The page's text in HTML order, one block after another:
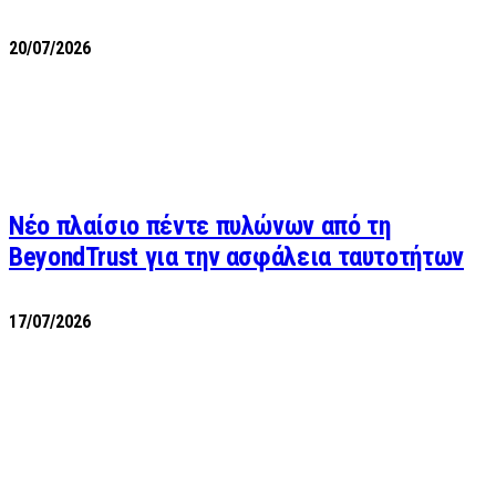
20/07/2026
Νέο πλαίσιο πέντε πυλώνων από τη
BeyondTrust για την ασφάλεια ταυτοτήτων
17/07/2026